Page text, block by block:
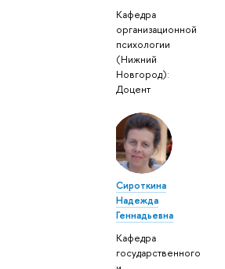
Кафедра
организационной
психологии
(Нижний
Новгород):
Доцент
Сироткина
Надежда
Геннадьевна
Кафедра
государственного